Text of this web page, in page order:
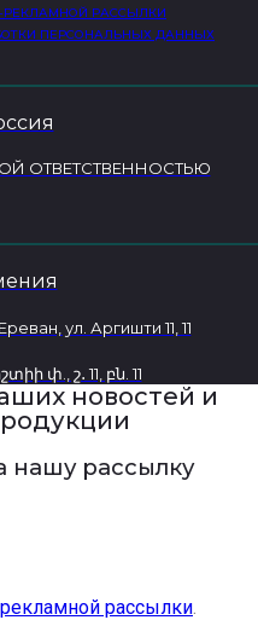
РАССЫЛКИ
ПЕРСОНАЛЬНЫХ ДАННЫХ
ОТВЕТСТВЕННОСТЬЮ
ул. Аргишти 11, 11
փ., շ․ 11, բն. 11
новостей и
нашу рассылку
рассылки.